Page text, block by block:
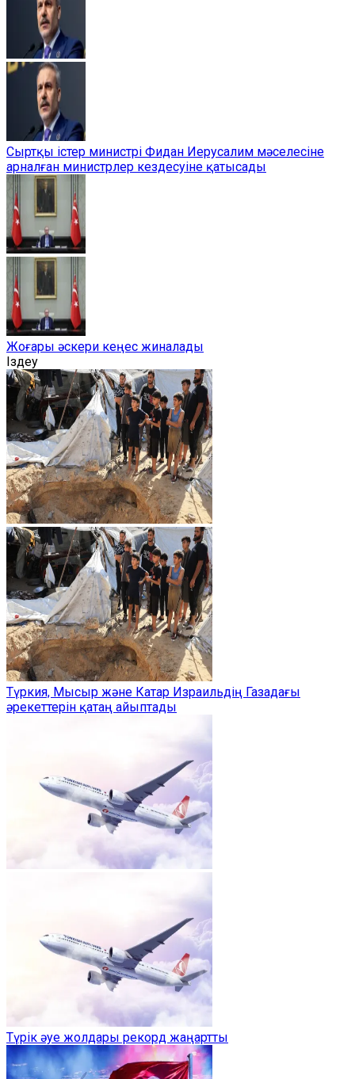
Сыртқы істер министрі Фидан Иерусалим мәселесіне
арналған министрлер кездесуіне қатысады
Жоғары әскери кеңес жиналады
Іздеу
Түркия, Мысыр және Катар Израильдің Газадағы
әрекеттерін қатаң айыптады
Түрік әуе жолдары рекорд жаңартты